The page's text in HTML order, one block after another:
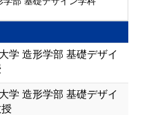
学 造形学部 基礎デザイ
学 造形学部 基礎デザイ